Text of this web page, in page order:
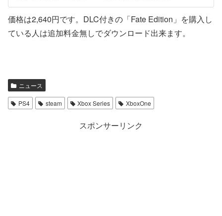
価格は2,640円です。DLC付きの「Fate Edition」を購入し
ている人は追加料金無しでダウンロード出来ます。
ニュース
PS4 steam Xbox Series XboxOne
スポンサーリンク